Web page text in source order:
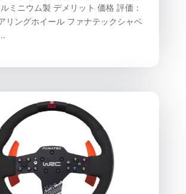
ミニウム製 デメリット 価格 評価：
リングホイール ファナテックシャベ